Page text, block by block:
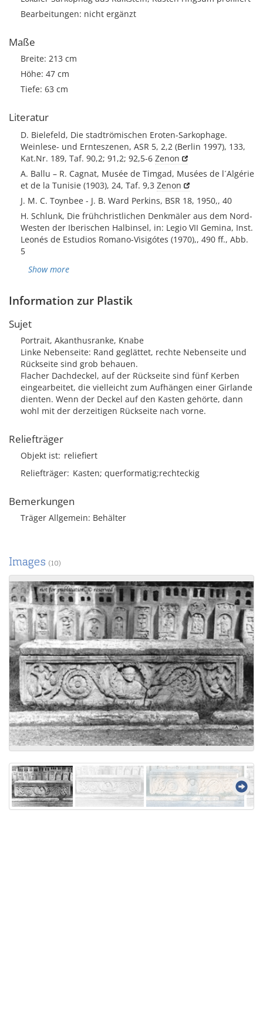
Bearbeitungen: nicht ergänzt
Maße
Breite: 213 cm
Höhe: 47 cm
Tiefe: 63 cm
Literatur
D. Bielefeld, Die stadtrömischen Eroten-Sarkophage.
Weinlese- und Ernteszenen, ASR 5, 2,2 (Berlin 1997), 133,
Kat.Nr. 189, Taf. 90,2; 91,2; 92,5-6 Zenon
A. Ballu – R. Cagnat, Musée de Timgad, Musées de l´Algérie
et de la Tunisie (1903), 24, Taf. 9,3 Zenon
J. M. C. Toynbee - J. B. Ward Perkins, BSR 18, 1950,, 40
H. Schlunk, Die frühchristlichen Denkmäler aus dem Nord-
Westen der Iberischen Halbinsel, in: Legio VII Gemina, Inst.
Leonés de Estudios Romano-Visigótes (1970),, 490 ff., Abb.
5
Show more
Information zur Plastik
Sujet
Portrait, Akanthusranke, Knabe
Linke Nebenseite: Rand geglättet, rechte Nebenseite und
Rückseite sind grob behauen.
Flacher Dachdeckel, auf der Rückseite sind fünf Kerben
eingearbeitet, die vielleicht zum Aufhängen einer Girlande
dienten. Wenn der Deckel auf den Kasten gehörte, dann
wohl mit der derzeitigen Rückseite nach vorne.
Reliefträger
Objekt ist reliefiert
Reliefträger Kasten; querformatig;rechteckig
Bemerkungen
Träger Allgemein: Behälter
Images (10)